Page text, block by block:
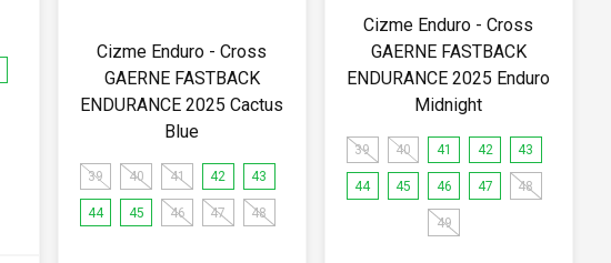
Cizme Enduro - Cross
GAERNE FASTBACK
ENDURANCE 2025 Cactus
Blue
39 40 41 42 43
44 45 46 47 48
Cizme Enduro - Cross
GAERNE FASTBACK
ENDURANCE 2025 Enduro
Midnight
39 40 41 42 43
44 45 46 47 48
49